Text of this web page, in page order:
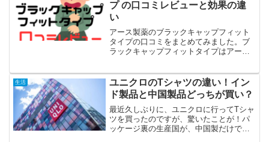
プ の口コミレビューと効果の違
い
アース製薬のブラックキャップフィット
タイプの口コミをまとめてみました。ブ
ラックキャップフィットタイプはアース
気の高まっている毒餌タイプのゴキブリ
駆除剤です。2026年2...
生活
ユニクロのTシャツの違い！イン
ド製品と中国製品どっちが買い？
最近久しぶりに、ユニクロに行ってTシャ
ツを買ったのですが、驚いたことが！パ
ッケージ裏の生産国が、中国製だけでは